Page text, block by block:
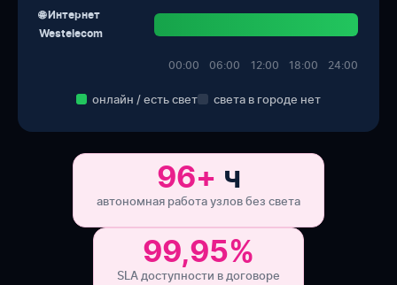
🌐 Интернет
Westelecom
00:00 06:00 12:00 18:00 24:00
онлайн / есть свет света в городе нет
96+ ч
автономная работа узлов без света
99,95%
SLA доступности в договоре